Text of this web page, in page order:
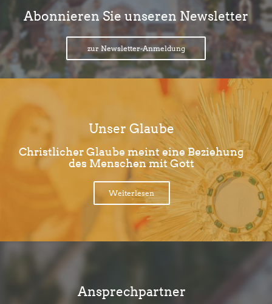
Abonnieren Sie unseren Newsletter
zur Newsletter-Anmeldung
Unser Glaube
Christlicher Glaube meint eine Beziehung
des Menschen mit Gott
Weiterlesen
Ansprechpartner